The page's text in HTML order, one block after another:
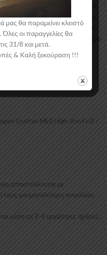
και αντοχή στη μαζική
σε υψηλές θερμοκρασίες
Η διπλή αεροτομή
/ MAN TGE έρχεται στο χρώμα
και στη συνέχεια να
Crafter Mk2 High Roof H2 /
αποστέλλονται με
τους για μεγαλύτερη ασφάλεια
μέσα σε 2-4 εργάσιμες ημέρες.
θα παραμείνει κλειστό
οι παραγγελίες θα
31/8 και μετά.
& Kαλή ξεκούραση !!!